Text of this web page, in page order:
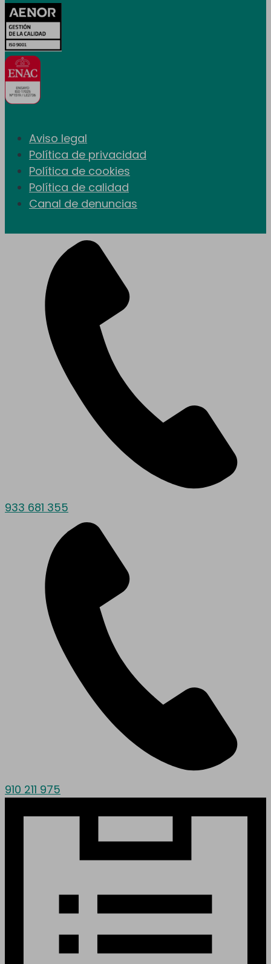
Aviso legal
Política de privacidad
Política de cookies
Política de calidad
Canal de denuncias
933 681 355
910 211 975